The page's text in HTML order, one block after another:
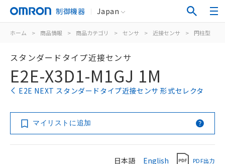
制御機器 Japan
ホーム > 商品情報 > 商品カテゴリ > センサ > 近接センサ > 円柱型
スタンダードタイプ近接センサ
E2E-X3D1-M1GJ 1M
E2E NEXT スタンダードタイプ近接センサ 形式セレクタ
マイリストに追加
日本語 English PDF出力